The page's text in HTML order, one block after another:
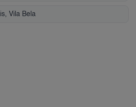
Vila Bela